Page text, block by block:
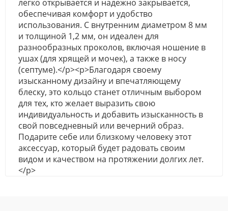
легко открывается и надежно закрывается,
обеспечивая комфорт и удобство
использования. С внутренним диаметром 8 мм
и толщиной 1,2 мм, он идеален для
разнообразных проколов, включая ношение в
ушах (для хрящей и мочек), а также в носу
(септуме).</p><p>Благодаря своему
изысканному дизайну и впечатляющему
блеску, это кольцо станет отличным выбором
для тех, кто желает выразить свою
индивидуальность и добавить изысканность в
свой повседневный или вечерний образ.
Подарите себе или близкому человеку этот
аксессуар, который будет радовать своим
видом и качеством на протяжении долгих лет.
</p>